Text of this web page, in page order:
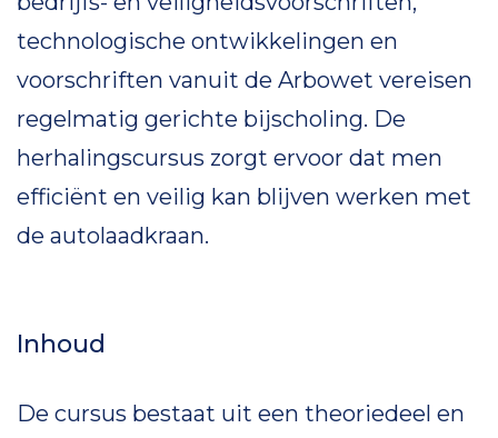
technologische ontwikkelingen en
voorschriften vanuit de Arbowet vereisen
regelmatig gerichte bijscholing. De
herhalingscursus zorgt ervoor dat men
efficiënt en veilig kan blijven werken met
de autolaadkraan.
Inhoud
De cursus bestaat uit een theoriedeel en